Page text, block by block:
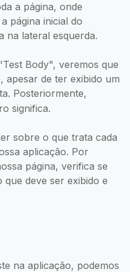
a página, onde
página inicial do
na lateral esquerda.
Body", veremos que
apesar de ter exibido um
Posteriormente,
significa.
sobre o que trata cada
aplicação. Por
página, verifica se
deve ser exibido e
na aplicação, podemos